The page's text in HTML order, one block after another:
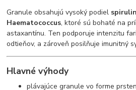
Granule obsahujú vysoký podiel
Haematococcus, ktoré sú bohaté na
astaxantínu. Ten podporuje intenzitu
odtieňov, a zároveň posilňuje imunitný
Hlavné výhody
plávajúce granule vo forme